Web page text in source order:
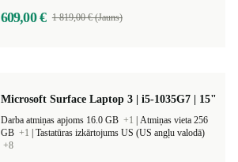
609,00 € 1 819,00 € (Jauns)
Microsoft Surface Laptop 3 | i5-1035G7 | 15"
Darba atmiņas apjoms 16.0 GB +1
Atmiņas vieta 256
GB +1
Tastatūras izkārtojums US (US angļu valodā)
+8